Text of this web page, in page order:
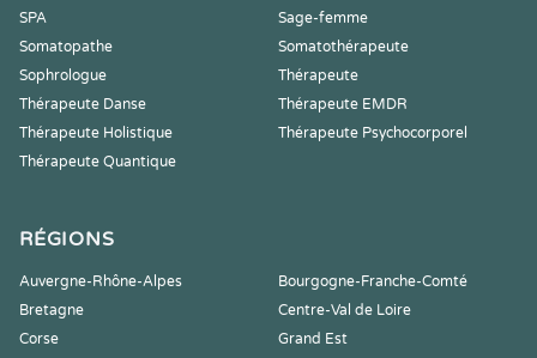
SPA
Sage-femme
Somatopathe
Somatothérapeute
Sophrologue
Thérapeute
Thérapeute Danse
Thérapeute EMDR
Thérapeute Holistique
Thérapeute Psychocorporel
Thérapeute Quantique
RÉGIONS
Auvergne-Rhône-Alpes
Bourgogne-Franche-Comté
Bretagne
Centre-Val de Loire
Corse
Grand Est